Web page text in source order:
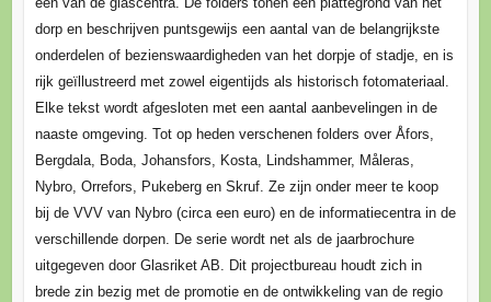
dorp en beschrijven puntsgewijs een aantal van de belangrijkste
onderdelen of bezienswaardigheden van het dorpje of stadje, en is
rijk geïllustreerd met zowel eigentijds als historisch fotomateriaal.
Elke tekst wordt afgesloten met een aantal aanbevelingen in de
naaste omgeving. Tot op heden verschenen folders over Åfors,
Bergdala, Boda, Johansfors, Kosta, Lindshammer, Måleras,
Nybro, Orrefors, Pukeberg en Skruf. Ze zijn onder meer te koop
bij de VVV van Nybro (circa een euro) en de informatiecentra in de
verschillende dorpen. De serie wordt net als de jaarbrochure
uitgegeven door Glasriket AB. Dit projectbureau houdt zich in
brede zin bezig met de promotie en de ontwikkeling van de regio